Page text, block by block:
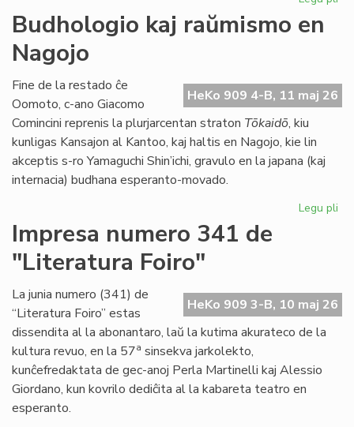
la
Budhologio kaj raŭmismo en
Nagojo
HeKo 909 4-B, 11 maj 26
Fine de la restado ĉe
Oomoto, c-ano Giacomo
Comincini reprenis la plurjarcentan straton Tōkaidō, kiu
kunligas Kansajon al Kantoo, kaj haltis en Nagojo, kie lin
akceptis s-ro Yamaguchi Shin’ichi, gravulo en la japana (kaj
internacia) budhana esperanto-movado.
Legu pli
Impresa numero 341 de
"Literatura Foiro"
HeKo 909 3-B, 10 maj 26
La junia numero (341) de
“Literatura Foiro” estas
dissendita al la abonantaro, laŭ la kutima akurateco de la
kultura revuo, en la 57a sinsekva jarkolekto,
kunĉefredaktata de gec-anoj Perla Martinelli kaj Alessio
Giordano, kun kovrilo dediĉita al la kabareta teatro en
esperanto.